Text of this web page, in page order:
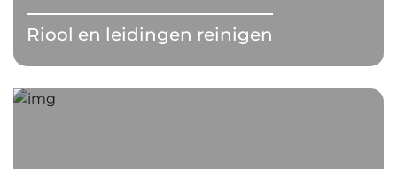
Riool en leidingen reinigen